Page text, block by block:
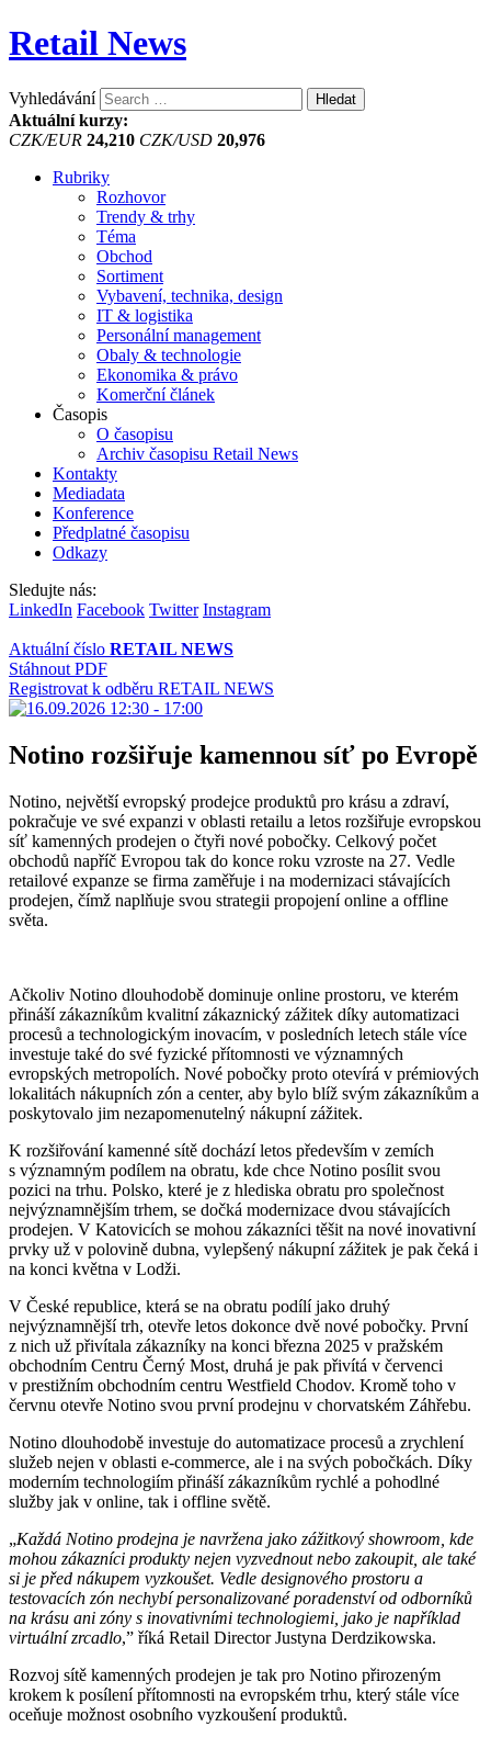
Retail News
Vyhledávání
Aktuální kurzy:
CZK/EUR 24,210 CZK/USD 20,976
Rubriky
Rozhovor
Trendy & trhy
Téma
Obchod
Sortiment
Vybavení, technika, design
IT & logistika
Personální management
Obaly & technologie
Ekonomika & právo
Komerční článek
Časopis
O časopisu
Archiv časopisu Retail News
Kontakty
Mediadata
Konference
Předplatné časopisu
Odkazy
Sledujte nás:
LinkedIn Facebook Twitter Instagram
Aktuální číslo RETAIL NEWS
Stáhnout PDF
Registrovat k odběru RETAIL NEWS
Notino rozšiřuje kamennou síť po Evropě
Notino, největší evropský prodejce produktů pro krásu a zdraví,
pokračuje ve své expanzi v oblasti retailu a letos rozšiřuje evropskou
síť kamenných prodejen o čtyři nové pobočky. Celkový počet
obchodů napříč Evropou tak do konce roku vzroste na 27. Vedle
retailové expanze se firma zaměřuje i na modernizaci stávajících
prodejen, čímž naplňuje svou strategii propojení online a offline
světa.
Ačkoliv Notino dlouhodobě dominuje online prostoru, ve kterém
přináší zákazníkům kvalitní zákaznický zážitek díky automatizaci
procesů a technologickým inovacím, v posledních letech stále více
investuje také do své fyzické přítomnosti ve významných
evropských metropolích. Nové pobočky proto otevírá v prémiových
lokalitách nákupních zón a center, aby bylo blíž svým zákazníkům a
poskytovalo jim nezapomenutelný nákupní zážitek.
K rozšiřování kamenné sítě dochází letos především v zemích
s významným podílem na obratu, kde chce Notino posílit svou
pozici na trhu. Polsko, které je z hlediska obratu pro společnost
nejvýznamnějším trhem, se dočká modernizace dvou stávajících
prodejen. V Katovicích se mohou zákazníci těšit na nové inovativní
prvky už v polovině dubna, vylepšený nákupní zážitek je pak čeká i
na konci května v Lodži.
V České republice, která se na obratu podílí jako druhý
nejvýznamnější trh, otevře letos dokonce dvě nové pobočky. První
z nich už přivítala zákazníky na konci března 2025 v pražském
obchodním Centru Černý Most, druhá je pak přivítá v červenci
v prestižním obchodním centru Westfield Chodov. Kromě toho v
červnu otevře Notino svou první prodejnu v chorvatském Záhřebu.
Notino dlouhodobě investuje do automatizace procesů a zrychlení
služeb nejen v oblasti e-commerce, ale i na svých pobočkách. Díky
moderním technologiím přináší zákazníkům rychlé a pohodlné
služby jak v online, tak i offline světě.
„Každá Notino prodejna je navržena jako zážitkový showroom, kde
mohou zákazníci produkty nejen vyzvednout nebo zakoupit, ale také
si je před nákupem vyzkoušet. Vedle designového prostoru a
testovacích zón nechybí personalizované poradenství od odborníků
na krásu ani zóny s inovativními technologiemi, jako je například
virtuální zrcadlo,” říká Retail Director Justyna Derdzikowska.
Rozvoj sítě kamenných prodejen je tak pro Notino přirozeným
krokem k posílení přítomnosti na evropském trhu, který stále více
oceňuje možnost osobního vyzkoušení produktů.